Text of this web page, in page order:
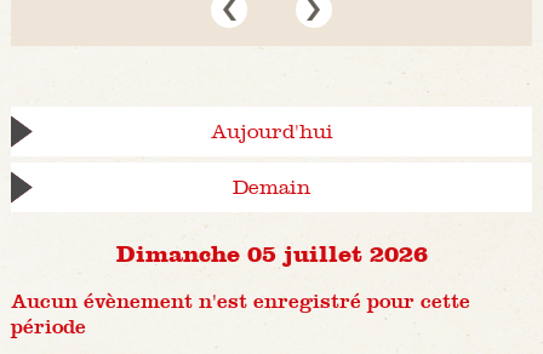
Aujourd'hui
Demain
Dimanche 05 juillet 2026
Aucun évènement n'est enregistré pour cette
période